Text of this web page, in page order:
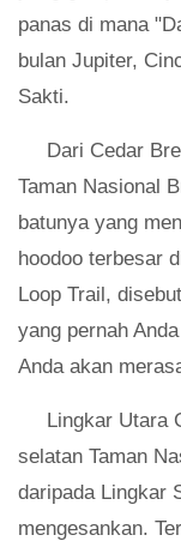
panas di mana
bulan Jupiter,
Sakti.
Dari Cedar
Taman Nasional
batunya yang
hoodoo terbesar
Loop Trail,
yang pernah
Anda akan
Lingkar Utara
selatan Taman
daripada Lingkar
mengesankan.